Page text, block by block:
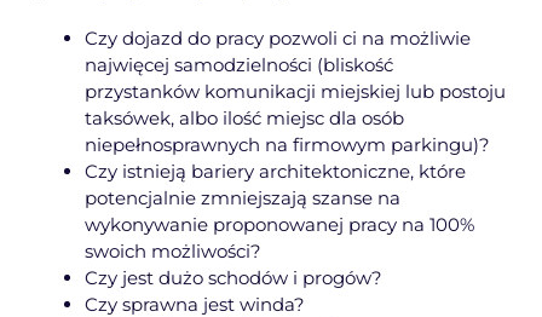
Czy dojazd do pracy pozwoli ci na możliwie
najwięcej samodzielności (bliskość
przystanków komunikacji miejskiej lub postoju
taksówek, albo ilość miejsc dla osób
niepełnosprawnych na firmowym parkingu)?
Czy istnieją bariery architektoniczne, które
potencjalnie zmniejszają szanse na
wykonywanie proponowanej pracy na 100%
swoich możliwości?
Czy jest dużo schodów i progów?
Czy sprawna jest winda?